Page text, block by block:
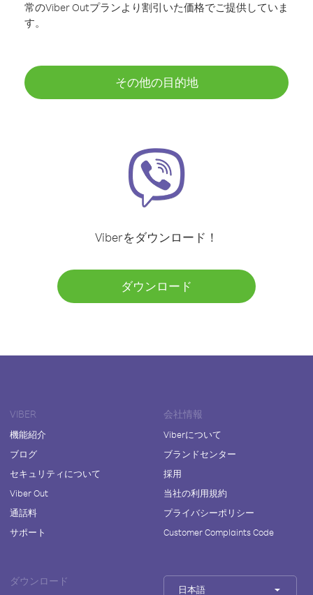
常のViber Outプランより割引いた価格でご提供していま
す。
その他の目的地
Viberをダウンロード！
ダウンロード
VIBER
機能紹介
ブログ
セキュリティについて
Viber Out
通話料
サポート
会社情報
Viberについて
ブランドセンター
採用
当社の利用規約
プライバシーポリシー
Customer Complaints Code
ダウンロード
日本語